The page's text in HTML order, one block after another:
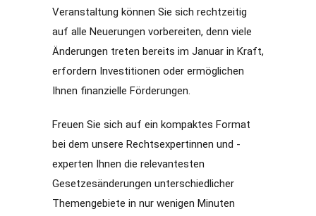
Veranstaltung können Sie sich rechtzeitig
auf alle Neuerungen vorbereiten, denn viele
Änderungen treten bereits im Januar in Kraft,
erfordern Investitionen oder ermöglichen
Ihnen finanzielle Förderungen.
Freuen Sie sich auf ein kompaktes Format
bei dem unsere Rechtsexpertinnen und -
experten Ihnen die relevantesten
Gesetzesänderungen unterschiedlicher
Themengebiete in nur wenigen Minuten